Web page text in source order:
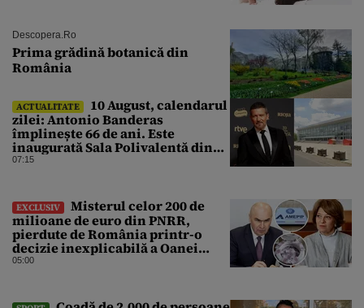
Descopera.ro
Prima grădină botanică din
România
ACTUALITATE
10 August, calendarul
zilei: Antonio Banderas
împlinește 66 de ani. Este
inaugurată Sala Polivalentă din
București
07:15
EXCLUSIV
Misterul celor 200 de
milioane de euro din PNRR,
pierdute de România printr-o
decizie inexplicabilă a Oanei
Gheorghiu. Ultima hotărâre de
05:00